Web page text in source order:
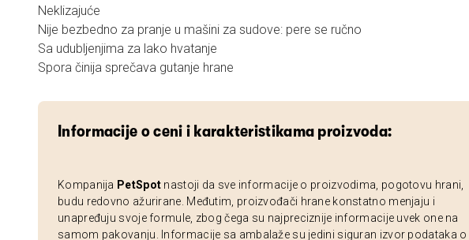
Neklizajuće
Nije bezbedno za pranje u mašini za sudove: pere se ručno
Sa udubljenjima za lako hvatanje
Spora činija sprečava gutanje hrane
Informacije o ceni i karakteristikama proizvoda:
Kompanija PetSpot nastoji da sve informacije o proizvodima, pogotovu hrani,
budu redovno ažurirane. Međutim, proizvođači hrane konstatno menjaju i
unapređuju svoje formule, zbog čega su najpreciznije informacije uvek one na
samom pakovanju. Informacije sa ambalaže su jedini siguran izvor podataka o